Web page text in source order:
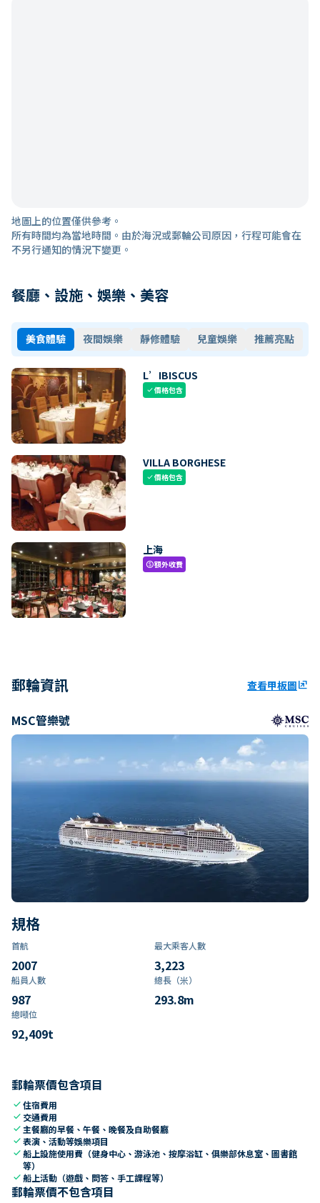
地圖上的位置僅供參考。
所有時間均為當地時間。由於海況或郵輪公司原因，行程可能會在
不另行通知的情況下變更。
餐廳、設施、娛樂、美容
美食體驗 夜間娛樂 靜修體驗 兒童娛樂 推薦亮點
L’IBISCUS
check價格包含
VILLA BORGHESE
check價格包含
上海
paid額外收費
郵輪資訊 查看甲板圖ungroup
MSC管樂號
規格
首航
2007
最大乘客人數
3,223
船員人數
987
總長（米）
293.8m
總噸位
92,409t
郵輪票價包含項目
check住宿費用
check 交通費用
check 主餐廳的早餐、午餐、晚餐及自助餐廳
check表演、活動等娛樂項目
check船上設施使用費（健身中心、游泳池、按摩浴缸、俱樂部休息室、圖書館
等）
check船上活動（遊戲、問答、手工課程等）
郵輪票價不包含項目